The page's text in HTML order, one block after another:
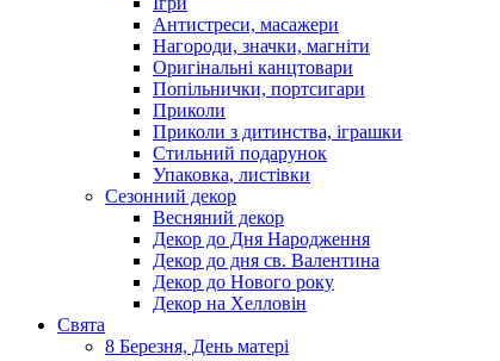
Антистреси, масажери
Нагороди, значки, магніти
Оригінальні канцтовари
Попільнички, портсигари
Приколи
Приколи з дитинства, іграшки
Стильний подарунок
Упаковка, листівки
Сезонний декор
Весняний декор
Декор до Дня Народження
Декор до дня св. Валентина
Декор до Нового року
Декор на Хелловін
Свята
8 Березня, День матері